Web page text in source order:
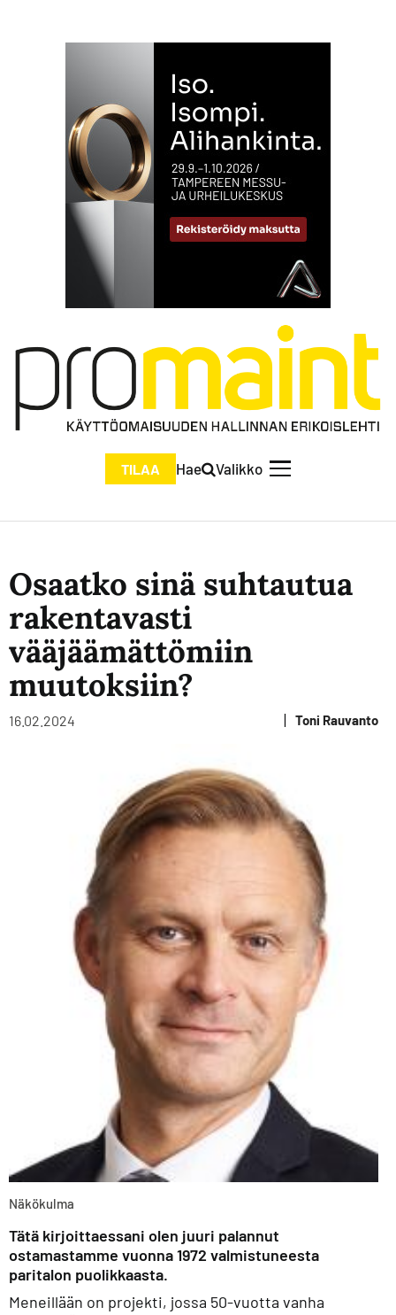
TILAA Hae Valikko
Osaatko sinä suhtautua
rakentavasti
vääjäämättömiin
muutoksiin?
16.02.2024 | Toni Rauvanto
Näkökulma
Tätä kirjoittaessani olen juuri palannut
ostamastamme vuonna 1972 valmistuneesta
paritalon puolikkaasta.
Meneillään on projekti, jossa 50-vuotta vanha